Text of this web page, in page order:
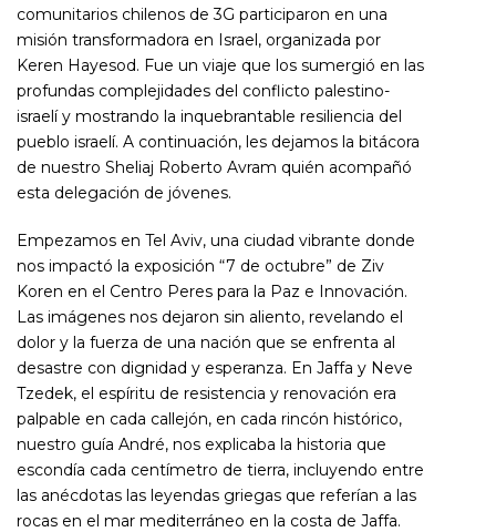
comunitarios chilenos de 3G participaron en una
misión transformadora en Israel, organizada por
Keren Hayesod. Fue un viaje que los sumergió en las
profundas complejidades del conflicto palestino-
israelí y mostrando la inquebrantable resiliencia del
pueblo israelí. A continuación, les dejamos la bitácora
de nuestro Sheliaj Roberto Avram quién acompañó
esta delegación de jóvenes.
Empezamos en Tel Aviv, una ciudad vibrante donde
nos impactó la exposición “7 de octubre” de Ziv
Koren en el Centro Peres para la Paz e Innovación.
Las imágenes nos dejaron sin aliento, revelando el
dolor y la fuerza de una nación que se enfrenta al
desastre con dignidad y esperanza. En Jaffa y Neve
Tzedek, el espíritu de resistencia y renovación era
palpable en cada callejón, en cada rincón histórico,
nuestro guía André, nos explicaba la historia que
escondía cada centímetro de tierra, incluyendo entre
las anécdotas las leyendas griegas que referían a las
rocas en el mar mediterráneo en la costa de Jaffa.